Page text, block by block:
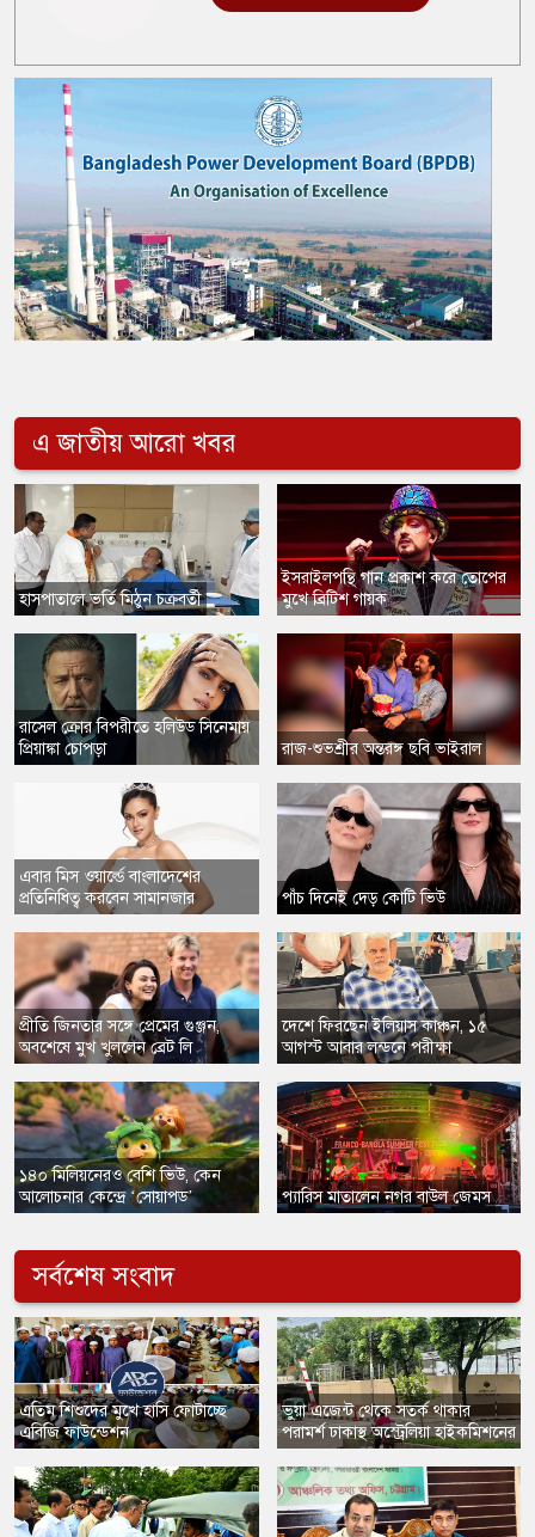
এ জাতীয় আরো খবর
​হাসপাতালে ভর্তি মিঠুন চক্রবর্তী
​রাসেল ক্রোর বিপরীতে হলিউড সিনেমায়
প্রিয়াঙ্কা চোপড়া
​এবার মিস ওয়ার্ল্ডে বাংলাদেশের
প্রতিনিধিত্ব করবেন সামানজার
​প্রীতি জিনতার সঙ্গে প্রেমের গুঞ্জন,
অবশেষে মুখ খুললেন ব্রেট লি
​১৪০ মিলিয়নেরও বেশি ভিউ, কেন
আলোচনার কেন্দ্রে ‘সোয়াপড’
​ইসরাইলপন্থি গান প্রকাশ করে তোপের
মুখে ব্রিটিশ গায়ক
​রাজ-শুভশ্রীর অন্তরঙ্গ ছবি ভাইরাল
​পাঁচ দিনেই দেড় কোটি ভিউ
​দেশে ফিরছেন ইলিয়াস কাঞ্চন, ১৫
আগস্ট আবার লন্ডনে পরীক্ষা
প্যারিস মাতালেন নগর বাউল জেমস
সর্বশেষ সংবাদ
এতিম শিশুদের মুখে হাসি ফোটাচ্ছে
এবিজি ফাউন্ডেশন
ভুয়া এজেন্ট থেকে সতর্ক থাকার
পরামর্শ ঢাকাস্থ অস্ট্রেলিয়া হাইকমিশনের